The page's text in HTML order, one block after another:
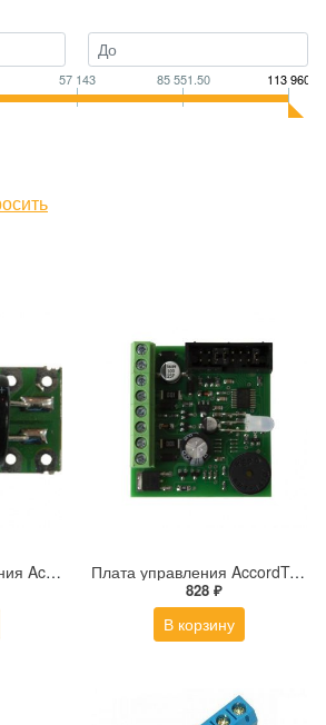
57 143 85 551.50 113 960
Плата размагничивания AccordTec AT-MGN Плата управления AccordTec ML-395
828 ₽
В корзину